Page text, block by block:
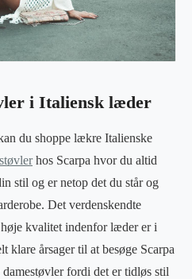
i Italiensk læder
du shoppe lækre Italienske
hos Scarpa hvor du altid
stil og er netop det du står og
Det verdenskendte
kvalitet indenfor læder er i
klare årsager til at besøge Scarpa
fordi det er tidløs stil